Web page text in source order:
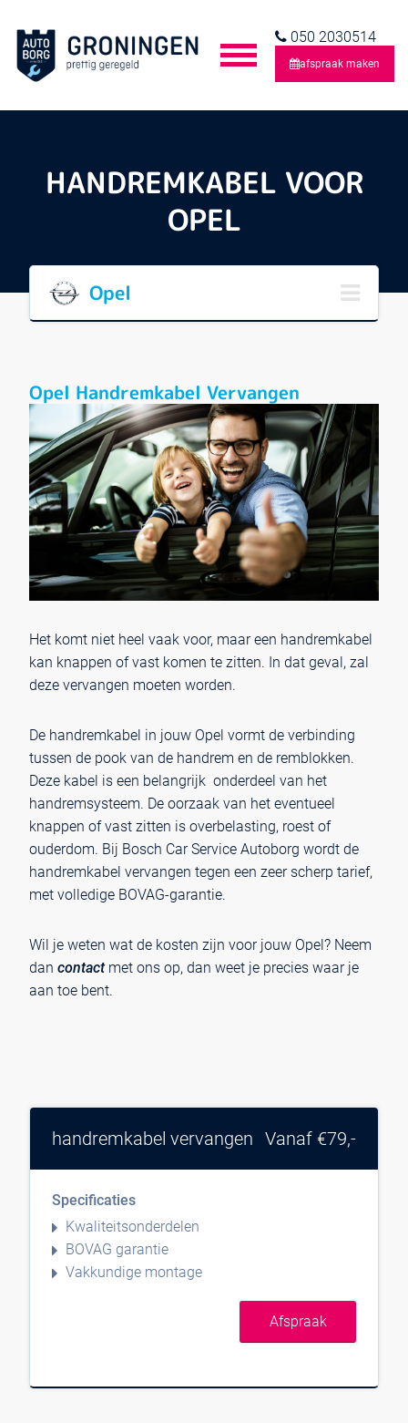
050 2030514
afspraak maken
HANDREMKABEL VOOR
OPEL
Opel
Opel Handremkabel Vervangen
Het komt niet heel vaak voor, maar een handremkabel
kan knappen of vast komen te zitten. In dat geval, zal
deze vervangen moeten worden.
De handremkabel in jouw Opel vormt de verbinding
tussen de pook van de handrem en de remblokken.
Deze kabel is een belangrijk onderdeel van het
handremsysteem. De oorzaak van het eventueel
knappen of vast zitten is overbelasting, roest of
ouderdom. Bij Bosch Car Service Autoborg wordt de
handremkabel vervangen tegen een zeer scherp tarief,
met volledige BOVAG-garantie.
Wil je weten wat de kosten zijn voor jouw Opel? Neem
dan contactmet ons op, dan weet je precies waar je
aan toe bent.
handremkabel vervangen Vanaf €79,-
Specificaties
Kwaliteitsonderdelen
BOVAG garantie
Vakkundige montage
Afspraak